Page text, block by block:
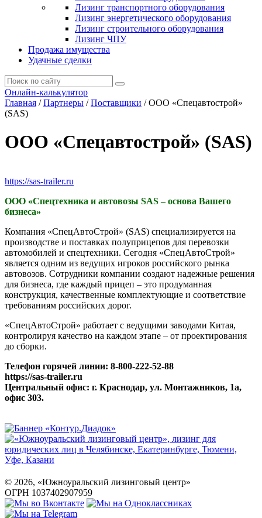
Лизинг транспортного оборудования
Лизинг энергетического оборудования
Лизинг строительного оборудования
Лизинг ЧПУ
Продажа имущества
Удачные сделки
Онлайн-калькулятор
Главная / Партнеры / Поставщики / ООО «Спецавтострой»
(SAS)
ООО «Спецавтострой» (SAS)
https://sas-trailer.ru
ООО «Спецтехника и автовозы SAS – основа Вашего
бизнеса»
Компания «СпецАвтоСтрой» (SAS) специализируется на
производстве и поставках полуприцепов для перевозки
автомобилей и спецтехники. Сегодня «СпецАвтоСтрой»
является одним из ведущих игроков российского рынка
автовозов. Сотрудники компании создают надежные решения
для бизнеса, где каждый прицеп – это продуманная
конструкция, качественные комплектующие и соответствие
требованиям российских дорог.
«СпецАвтоСтрой» работает с ведущими заводами Китая,
контролируя качество на каждом этапе – от проектирования
до сборки.
Телефон горячей линии: 8-800-222-52-88
https://sas-trailer.ru
Центральный офис: г. Краснодар, ул. Монтажников, 1а,
офис 303.
© 2026, «Южноуральский лизинговый центр»
ОГРН 1037402907959